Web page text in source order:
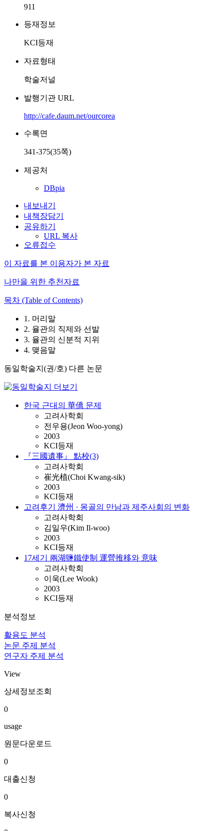
911
등재정보
KCI등재
자료형태
학술저널
발행기관 URL
http://cafe.daum.net/ourcorea
수록면
341-375(35쪽)
제공처
DBpia
내보내기
내책장담기
공유하기
URL 복사
오류접수
이 자료를 본 이용자가 본 자료
나만을 위한 추천자료
목차 (Table of Contents)
1. 머리말
2. 율관의 직제와 선발
3. 율관의 신분적 지위
4. 맺음말
동일학술지(권/호) 다른 논문
한국 근대의 華僑 문제
고려사학회
전우용(Jeon Woo-yong)
2003
KCI등재
『三國遺事』 點校(3)
고려사학회
崔光植(Choi Kwang-sik)
2003
KCI등재
고려후기 濟州 · 몽골의 만남과 제주사회의 변화
고려사학회
김일우(Kim Il-woo)
2003
KCI등재
17세기 兩湖鹽鐵使制 運營推移와 意味
고려사학회
이욱(Lee Wook)
2003
KCI등재
분석정보
활용도 분석
논문 주제 분석
연구자 주제 분석
View
상세정보조회
0
usage
원문다운로드
0
대출신청
0
복사신청